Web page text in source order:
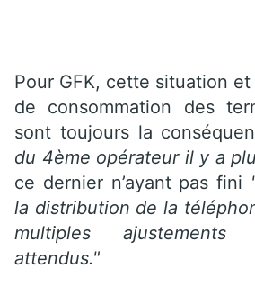
Pour GFK, cette situation
de consommation des
sont toujours la
du 4ème opérateur il y a
ce dernier n’ayant pas fini
la distribution de la
multiples
attendus."